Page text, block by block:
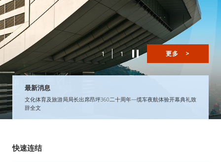
1 1 更多 >
最新消息
文化体育及旅游局局长出席昂坪360二十周年—缆车夜航体验开幕典礼致
辞全文
快速连结